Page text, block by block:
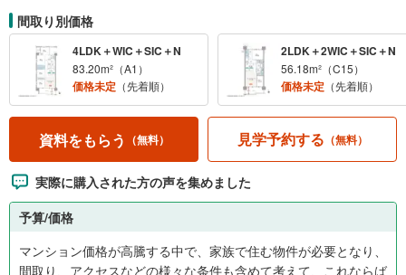
間取り別価格
4LDK＋WIC＋SIC＋N
83.20m²（A1）
価格未定 （先着順）
2LDK＋2WIC＋SIC＋N
56.18m²（C15）
価格未定 （先着順）
資料をもらう （無料） 見学予約する （無料）
実際に購入された方の声を集めました
予算/価格
マンション価格が高騰する中で、家族で住む物件が必要となり、
間取り、アクセスなどの様々な条件も含めて考えて、これならば